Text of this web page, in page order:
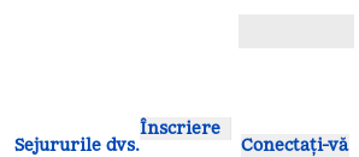
Sejururile dvs.
Înscriere
Conectați-vă